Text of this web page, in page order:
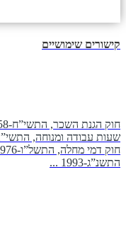
קישורים שימושיים
התשנ”ג-1993 ...